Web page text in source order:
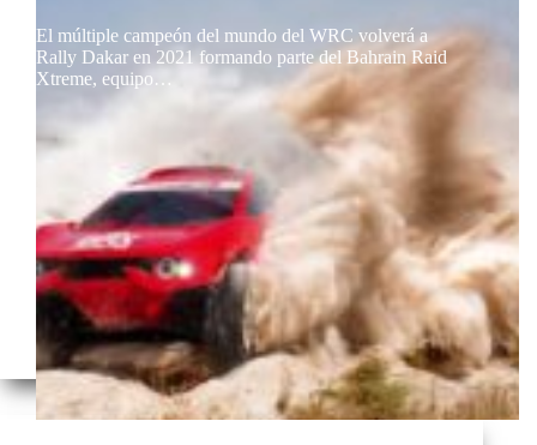
El múltiple campeón del mundo del WRC volverá a
Rally Dakar en 2021 formando parte del Bahrain Raid
Xtreme, equipo…